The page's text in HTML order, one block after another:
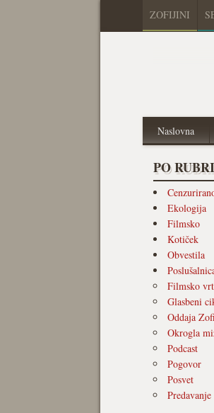
ZOFIJINI
Naslovna
PO
Ekologija
Filmsko
Kotiček
Obvestila
Filmsko
Glasbeni
Oddaja
Okrogla
Podcast
Pogovor
Posvet
Predavanje